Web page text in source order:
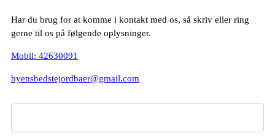
Har du brug for at komme i kontakt med os, så skriv eller ring
gerne til os på følgende oplysninger.
Mobil: 42630091
byensbedstejordbaer@gmail.com